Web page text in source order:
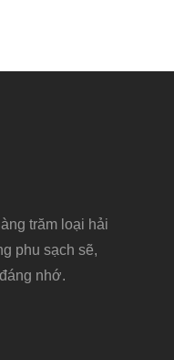
trăm loại hải
phu sạch sẽ,
nhớ.